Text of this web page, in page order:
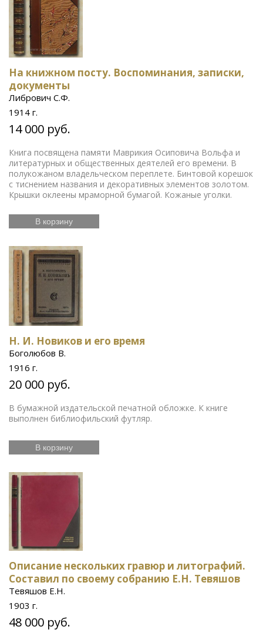
На книжном посту. Воспоминания, записки,
документы
Либрович С.Ф.
1914 г.
14 000 руб.
Книга посвящена памяти Маврикия Осиповича Вольфа и
литературных и общественных деятелей его времени. В
полукожаном владельческом переплете. Бинтовой корешок
с тиснением названия и декоративных элементов золотом.
Крышки оклеены мраморной бумагой. Кожаные уголки.
В корзину
Н. И. Новиков и его время
Боголюбов В.
1916 г.
20 000 руб.
В бумажной издательской печатной обложке. К книге
выполнен библиофильский футляр.
В корзину
Описание нескольких гравюр и литографий.
Составил по своему собранию Е.Н. Тевяшов
Тевяшов Е.Н.
1903 г.
48 000 руб.